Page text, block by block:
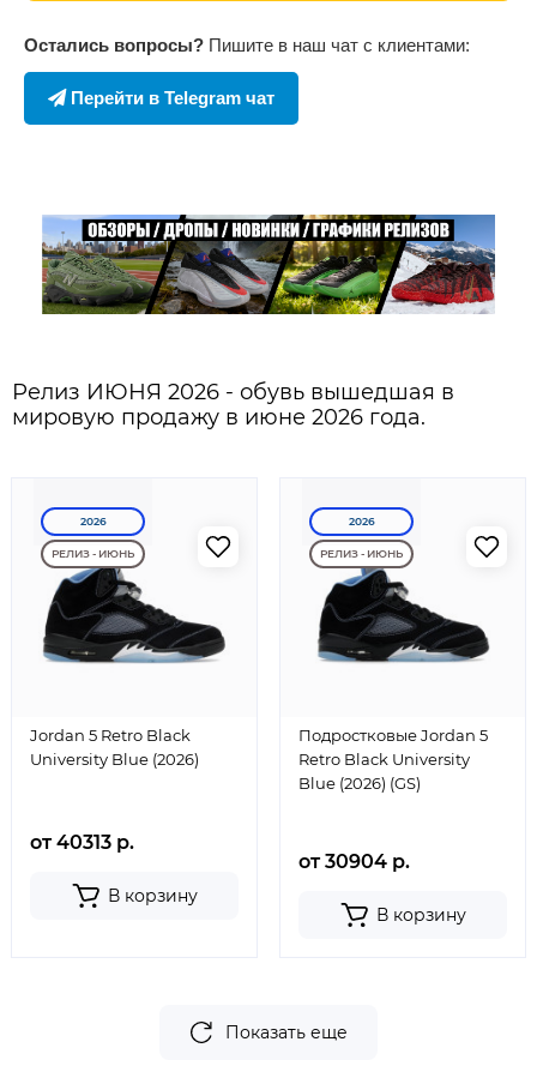
Остались вопросы? Пишите в наш чат с клиентами:
Перейти в Telegram чат
Релиз ИЮНЯ 2026 - обувь вышедшая в
мировую продажу в июне 2026 года.
2026
РЕЛИЗ - ИЮНЬ
Jordan 5 Retro Black
University Blue (2026)
от 40313 р.
В корзину
2026
РЕЛИЗ - ИЮНЬ
Подростковые Jordan 5
Retro Black University
Blue (2026) (GS)
от 30904 р.
В корзину
Показать еще